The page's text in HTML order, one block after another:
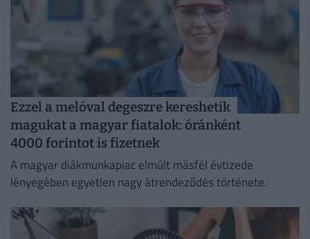
Ezzel a melóval degeszre kereshetik
magukat a magyar fiatalok: óránként
4000 forintot is fizetnek
A magyar diákmunkapiac elmúlt másfél évtizede
lényegében egyetlen nagy átrendeződés története.